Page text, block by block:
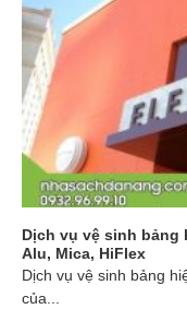
Dịch vụ vệ sinh bảng
Alu, Mica, HiFlex
Dịch vụ vệ sinh bảng
của...